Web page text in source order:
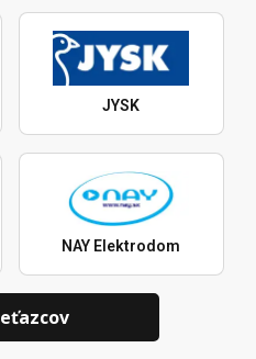
JYSK
NAY Elektrodom